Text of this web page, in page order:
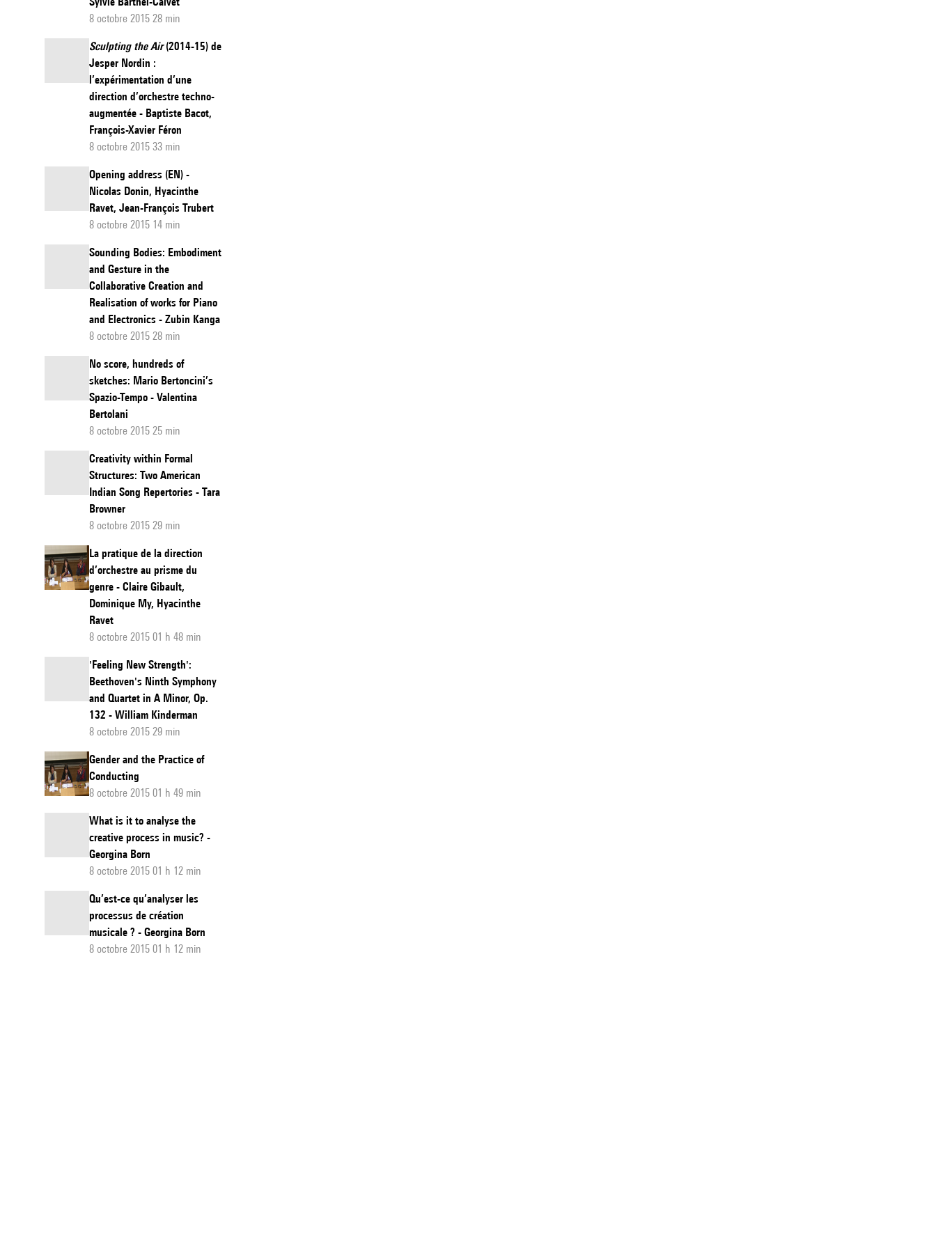
8 octobre 2015 28 min
Sculpting the Air(2014-15) de
Jesper Nordin :
l’expérimentation d’une
direction d’orchestre techno-
augmentée - Baptiste Bacot,
François-Xavier Féron
8 octobre 2015 33 min
Opening address (EN) -
Nicolas Donin, Hyacinthe
Ravet, Jean-François Trubert
8 octobre 2015 14 min
Sounding Bodies: Embodiment
and Gesture in the
Collaborative Creation and
Realisation of works for Piano
and Electronics - Zubin Kanga
8 octobre 2015 28 min
No score, hundreds of
sketches: Mario Bertoncini’s
Spazio-Tempo - Valentina
Bertolani
8 octobre 2015 25 min
Creativity within Formal
Structures: Two American
Indian Song Repertories - Tara
Browner
8 octobre 2015 29 min
La pratique de la direction
d’orchestre au prisme du
genre - Claire Gibault,
Dominique My, Hyacinthe
Ravet
8 octobre 2015 01 h 48 min
'Feeling New Strength':
Beethoven's Ninth Symphony
and Quartet in A Minor, Op.
132 - William Kinderman
8 octobre 2015 29 min
Gender and the Practice of
Conducting
8 octobre 2015 01 h 49 min
What is it to analyse the
creative process in music? -
Georgina Born
8 octobre 2015 01 h 12 min
Qu’est-ce qu’analyser les
processus de création
musicale ? - Georgina Born
8 octobre 2015 01 h 12 min